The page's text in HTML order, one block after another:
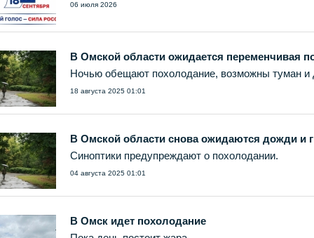
06 июля 2026
В Омской области ожидается переменчивая
Ночью обещают похолодание, возможны туман и
18 августа 2025 01:01
В Омской области снова ожидаются дожди и
Синоптики предупреждают о похолодании.
04 августа 2025 01:01
В Омск идет похолодание